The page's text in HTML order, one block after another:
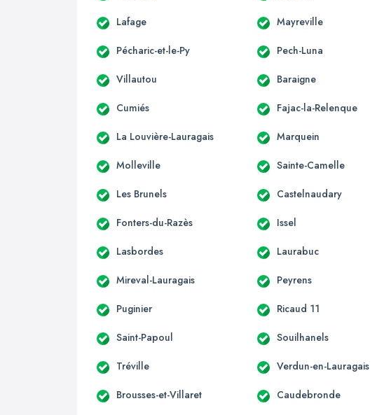
Lafage Mayreville
Pécharic-et-le-Py Pech-Luna
Villautou Baraigne
Cumiés Fajac-la-Relenque
La Louvière-Lauragais Marquein
Molleville Sainte-Camelle
Les Brunels Castelnaudary
Fonters-du-Razès Issel
Lasbordes Laurabuc
Mireval-Lauragais Peyrens
Puginier Ricaud 11
Saint-Papoul Souilhanels
Tréville Verdun-en-Lauragais
Brousses-et-Villaret Caudebronde